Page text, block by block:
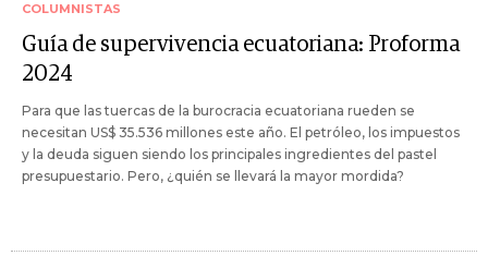
COLUMNISTAS
Guía de supervivencia ecuatoriana: Proforma
2024
Para que las tuercas de la burocracia ecuatoriana rueden se
necesitan US$ 35.536 millones este año. El petróleo, los impuestos
y la deuda siguen siendo los principales ingredientes del pastel
presupuestario. Pero, ¿quién se llevará la mayor mordida?